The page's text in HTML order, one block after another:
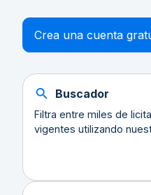
Crea una cuenta
Buscador
Filtra entre miles de
vigentes utilizando